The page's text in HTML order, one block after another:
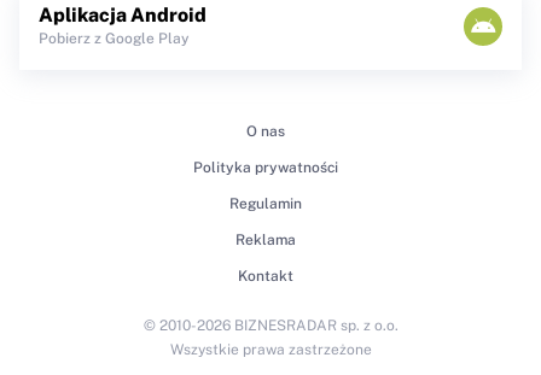
Aplikacja Android
Pobierz z Google Play
O nas
Polityka prywatności
Regulamin
Reklama
Kontakt
© 2010-2026 BIZNESRADAR sp. z o.o.
Wszystkie prawa zastrzeżone